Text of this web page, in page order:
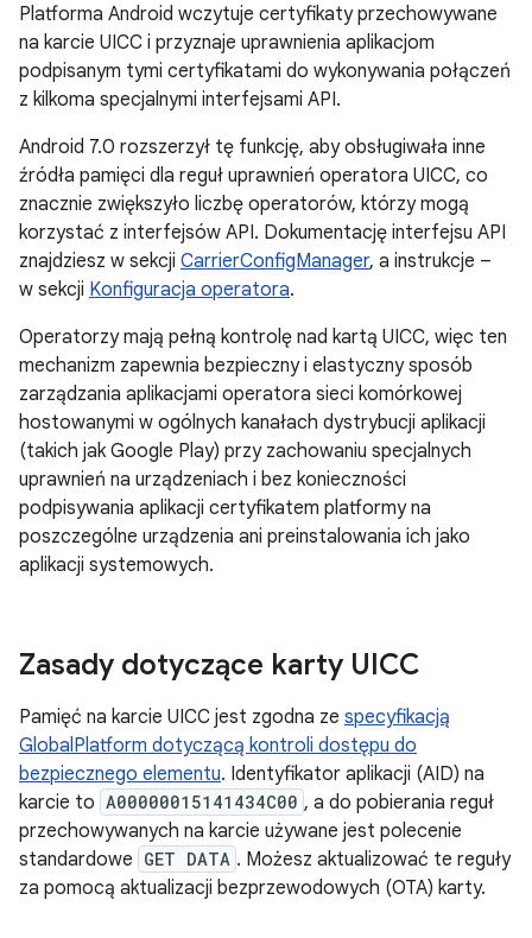
Platforma Android wczytuje certyfikaty przechowywane
na karcie UICC i przyznaje uprawnienia aplikacjom
podpisanym tymi certyfikatami do wykonywania połączeń
z kilkoma specjalnymi interfejsami API.
Android 7.0 rozszerzył tę funkcję, aby obsługiwała inne
źródła pamięci dla reguł uprawnień operatora UICC, co
znacznie zwiększyło liczbę operatorów, którzy mogą
korzystać z interfejsów API. Dokumentację interfejsu API
znajdziesz w sekcji CarrierConfigManager, a instrukcje –
w sekcji Konfiguracja operatora.
Operatorzy mają pełną kontrolę nad kartą UICC, więc ten
mechanizm zapewnia bezpieczny i elastyczny sposób
zarządzania aplikacjami operatora sieci komórkowej
hostowanymi w ogólnych kanałach dystrybucji aplikacji
(takich jak Google Play) przy zachowaniu specjalnych
uprawnień na urządzeniach i bez konieczności
podpisywania aplikacji certyfikatem platformy na
poszczególne urządzenia ani preinstalowania ich jako
aplikacji systemowych.
Zasady dotyczące karty UICC
Pamięć na karcie UICC jest zgodna ze specyfikacją
GlobalPlatform dotyczącą kontroli dostępu do
bezpiecznego elementu. Identyfikator aplikacji (AID) na
karcie to A00000015141434C00 , a do pobierania reguł
przechowywanych na karcie używane jest polecenie
standardowe GET DATA . Możesz aktualizować te reguły
za pomocą aktualizacji bezprzewodowych (OTA) karty.